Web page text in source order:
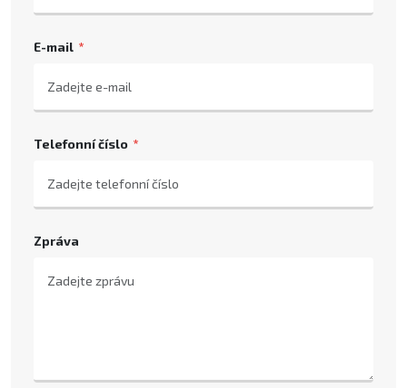
E-mail
Telefonní číslo
Zpráva